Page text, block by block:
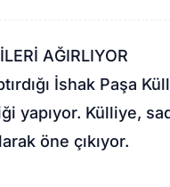
AĞIRLIYOR
İshak Paşa
yapıyor. Külliye,
öne çıkıyor.